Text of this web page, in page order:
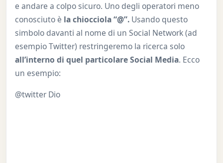
e andare a colpo sicuro. Uno degli operatori meno
conosciuto è la chiocciola “@”.Usando questo
simbolo davanti al nome di un Social Network (ad
esempio Twitter) restringeremo la ricerca solo
all’interno di quel particolare Social Media. Ecco
un esempio:
@twitter Dio